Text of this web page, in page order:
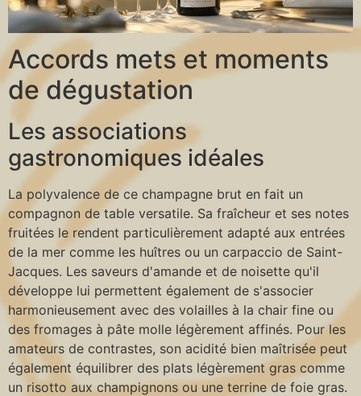
Accords mets et moments
de dégustation
Les associations
gastronomiques idéales
La polyvalence de ce champagne brut en fait un
compagnon de table versatile. Sa fraîcheur et ses notes
fruitées le rendent particulièrement adapté aux entrées
de la mer comme les huîtres ou un carpaccio de Saint-
Jacques. Les saveurs d'amande et de noisette qu'il
développe lui permettent également de s'associer
harmonieusement avec des volailles à la chair fine ou
des fromages à pâte molle légèrement affinés. Pour les
amateurs de contrastes, son acidité bien maîtrisée peut
également équilibrer des plats légèrement gras comme
un risotto aux champignons ou une terrine de foie gras.